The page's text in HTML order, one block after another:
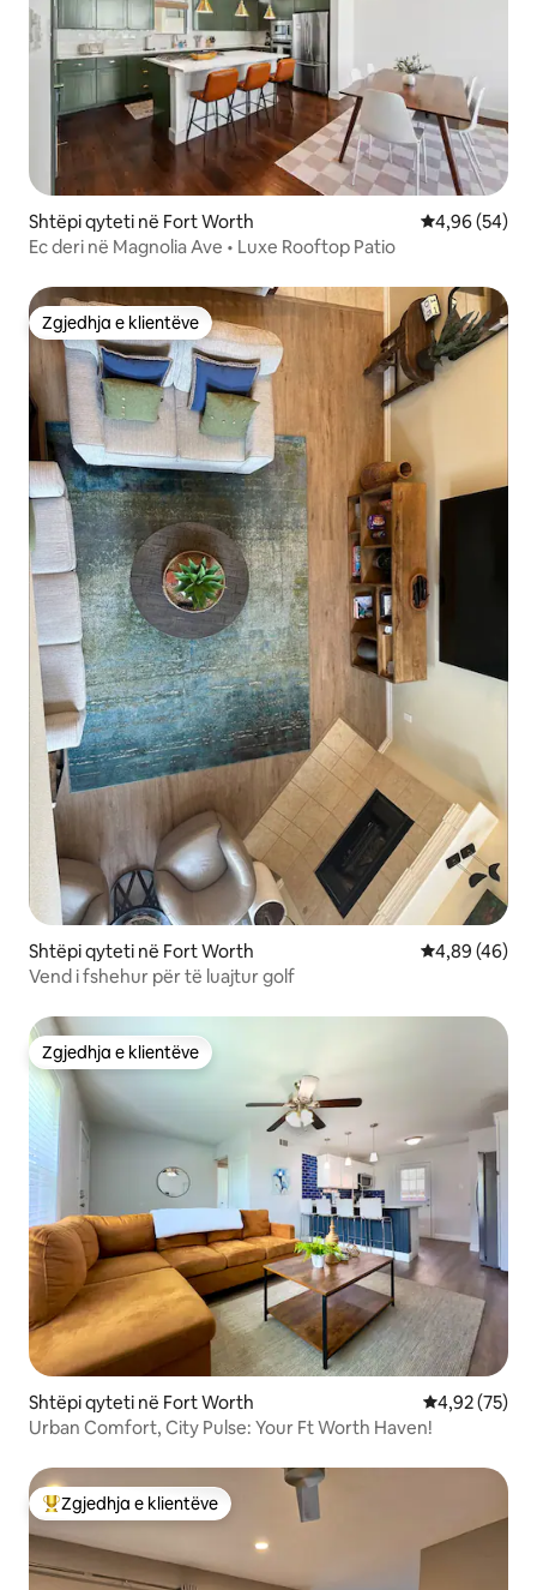
Shtëpi qyteti në Fort Worth Vlerësimi
4,96 (54)
Ec deri në Magnolia Ave • Luxe Rooftop Patio
Zgjedhja e klientëve
Zgjedhja e klientëve
Shtëpi qyteti në Fort Worth Vlerësimi
4,89 (46)
Vend i fshehur për të luajtur golf
Zgjedhja e klientëve
Zgjedhja e klientëve
Shtëpi qyteti në Fort Worth Vlerësimi
4,92 (75)
Urban Comfort, City Pulse: Your Ft Worth Haven!
Më të mirat e zgjedhjeve të klientëve
Zgjedhja e klientëve